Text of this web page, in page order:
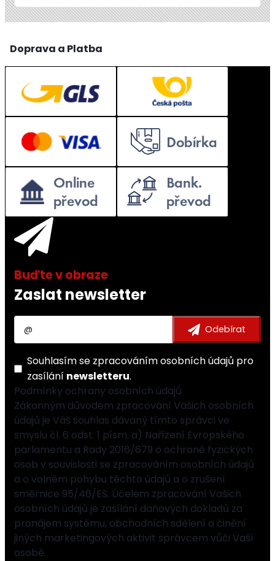
Doprava a Platba
Zaslat newsletter
Souhlasím se zpracováním osobních údajů pro
zasílání newsletteru.
Podmínky ochrany osobních údajů
Zákonným důvodem zpracování Vašich osobních
údajů je Váš souhlas dávaný tímto správci ve
smyslu čl. 6 odst. 1 písm. a) Nařízení Evropského
parlamentu a Rady 2016/679 o ochraně fyzických
osob v souvislosti se zpracováním osobních údajů
a o volném pohybu těchto údajů a o zrušení
směrnice 95/46/ES. Účelem zpracování Vašich
osobních údajů je zasílání daňových dokladů za
pronájem systému, obchodních sdělení a činění
jiných marketingových aktivit správcem vůči Vaší
osobě.